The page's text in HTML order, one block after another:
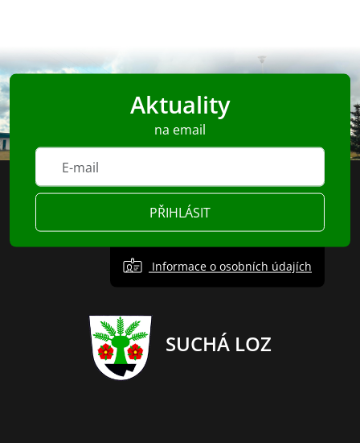
Aktuality
na email
PŘIHLÁSIT
Informace o osobních údajích
SUCHÁ LOZ